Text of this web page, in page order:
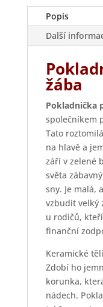
Popis
Další
žába
Pokladnička
společníkem
Tato
na hlavě a
září v zelené
světa
sny. Je malá,
vzbudit velký
u rodičů,
finanční
Keramické
Zdobí ho
korunka,
nádech.